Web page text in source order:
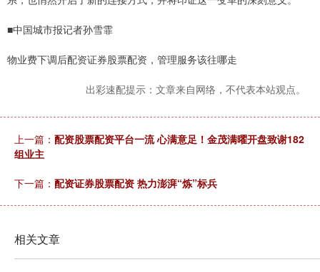
■中国城市报记者孙雪霏
物业费下调后配资证券股票配资，管理服务该往哪走
出彩速配提示：文章来自网络，不代表本站观点。
上一篇： 配资股票配资平台一流 心满意足！金茂满曜开盘致谢182
组业主
下一篇： 配资证券股票配资 热力澎湃“炼”标兵
相关文章